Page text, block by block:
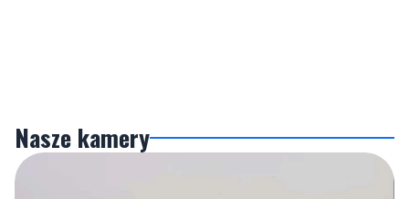
Nasze kamery